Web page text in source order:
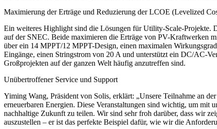
Maximierung der Erträge und Reduzierung der LCOE (Levelized
Ein weiteres Highlight sind die Lösungen für Utility-Scale-Projekte.
auf der SNEC. Beide maximieren die Erträge von PV-Kraftwerken
über ein 14 MPPT/12 MPPT-Design, einen maximalen
Eingänge, einen Stringstrom von 20 A und unterstützt ein DC/AC-
Großprojekten auf der ganzen Welt häufig anzutreffen sind.
Unübertroffener Service und Support
Yiming Wang, Präsident von Solis, erklärt: „Unsere Teilnahme an
erneuerbaren Energien. Diese Veranstaltungen sind wichtig, um mit
nachhaltige Zukunft zu teilen. Wir sind sehr froh darüber, dass wir
auszustellen – er ist das perfekte Beispiel dafür, wie wir die